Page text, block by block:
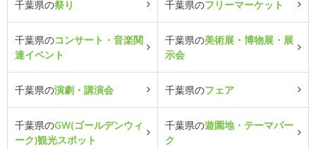
千葉県の祭り 千葉県のフリーマーケット
千葉県のコンサート・音楽関
連イベント
千葉県の美術展・博物展・展
示会
千葉県の演劇・講演会 千葉県のフェア
千葉県のGW(ゴールデンウィ
ーク)観光スポット
千葉県の遊園地・テーマパー
ク